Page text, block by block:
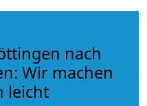
nach
Wir machen
leicht